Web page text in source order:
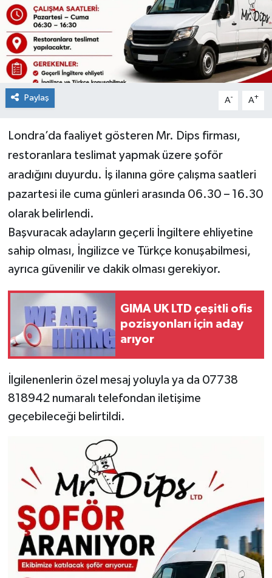
Paylaş A- A+
Londra’da faaliyet gösteren Mr. Dips firması,
restoranlara teslimat yapmak üzere şoför
aradığını duyurdu. İş ilanına göre çalışma saatleri
pazartesi ile cuma günleri arasında 06.30 – 16.30
olarak belirlendi.
Başvuracak adayların geçerli İngiltere ehliyetine
sahip olması, İngilizce ve Türkçe konuşabilmesi,
ayrıca güvenilir ve dakik olması gerekiyor.
GIMA UK LTD çeşitli ofis
pozisyonları için aday
arıyor
İlgilenenlerin özel mesaj yoluyla ya da 07738
818942 numaralı telefondan iletişime
geçebileceği belirtildi.